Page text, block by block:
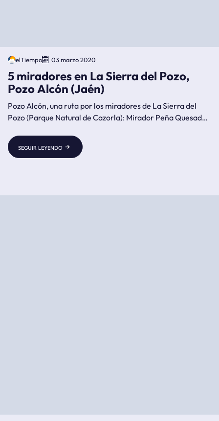
elTiempo 03 marzo 2020
5 miradores en La Sierra del Pozo,
Pozo Alcón (Jaén)
Pozo Alcón, una ruta por los miradores de La Sierra del
Pozo (Parque Natural de Cazorla): Mirador Peña Quesada,
Guazalamanco y Mirador del Lirio.
seguir leyendo